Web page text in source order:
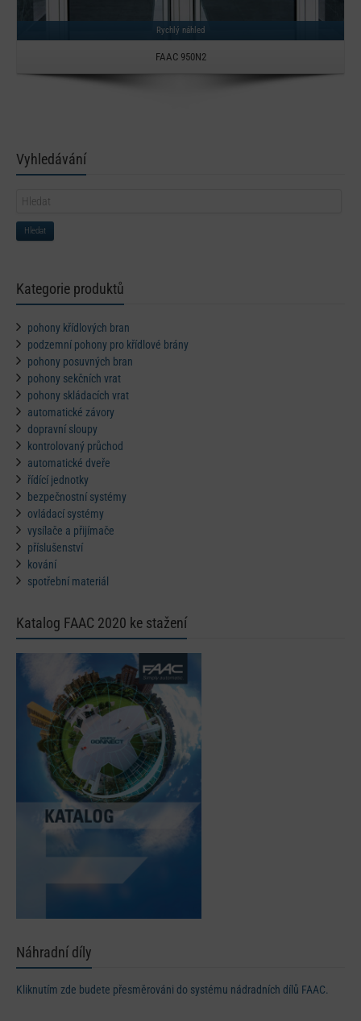
Rychlý náhled
FAAC 950N2
Vyhledávání
Hledat
Kategorie produktů
pohony křídlových bran
podzemní pohony pro křídlové brány
pohony posuvných bran
pohony sekčních vrat
pohony skládacích vrat
automatické závory
dopravní sloupy
kontrolovaný průchod
automatické dveře
řídící jednotky
bezpečnostní systémy
ovládací systémy
vysílače a přijímače
příslušenství
kování
spotřební materiál
Katalog FAAC 2020 ke stažení
Náhradní díly
Kliknutím zde budete přesměrováni do systému nádradních dílů FAAC.